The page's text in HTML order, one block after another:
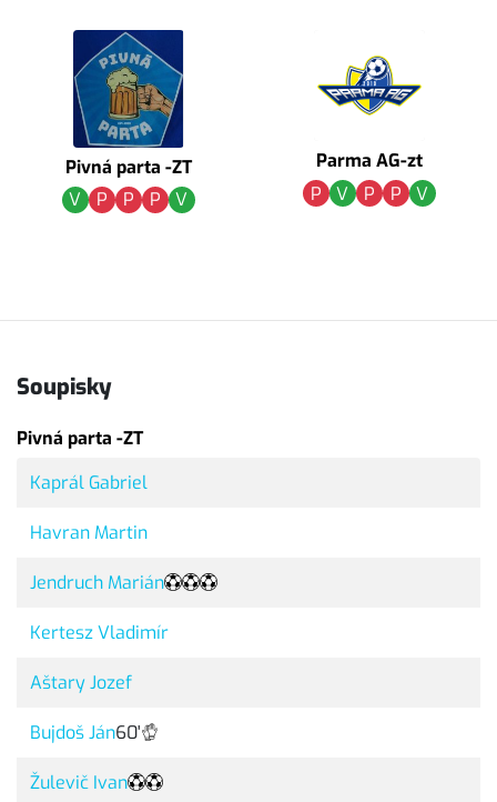
Pivná parta -ZT
V
P P P V
Parma AG-zt
P
V P P V
Soupisky
Pivná parta -ZT
Kaprál Gabriel
Havran Martin
Jendruch Marián
Kertesz Vladimír
Aštary Jozef
Bujdoš Ján60'
Žulevič Ivan